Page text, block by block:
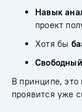
Навык
проект
Хотя бы
В принципе,
проявится уже